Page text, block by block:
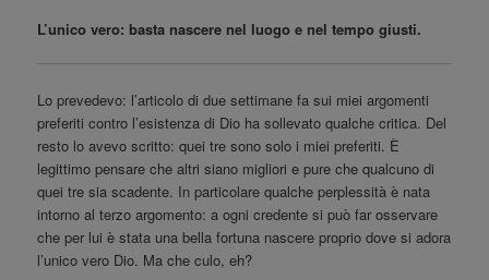
L’unico vero: basta nascere nel luogo e nel tempo giusti.
Lo prevedevo: l’articolo di due settimane fa sui miei argomenti
preferiti contro l’esistenza di Dio ha sollevato qualche critica. Del
resto lo avevo scritto: quei tre sono solo i miei preferiti. È
legittimo pensare che altri siano migliori e pure che qualcuno di
quei tre sia scadente. In particolare qualche perplessità è nata
intorno al terzo argomento: a ogni credente si può far osservare
che per lui è stata una bella fortuna nascere proprio dove si adora
l’unico vero Dio. Ma che culo, eh?